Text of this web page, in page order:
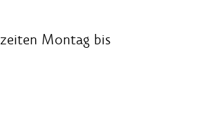
Montag bis